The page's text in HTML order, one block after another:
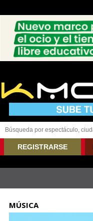
REGISTRARSE
MÚSICA